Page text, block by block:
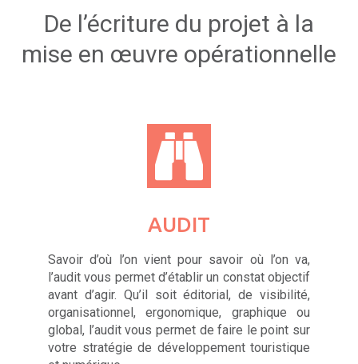
De l’écriture du projet à la
mise en œuvre opérationnelle
AUDIT
Savoir d’où l’on vient pour savoir où l’on va,
l’audit vous permet d’établir un constat objectif
avant d’agir. Qu’il soit éditorial, de visibilité,
organisationnel, ergonomique, graphique ou
global, l’audit vous permet de faire le point sur
votre stratégie de développement touristique